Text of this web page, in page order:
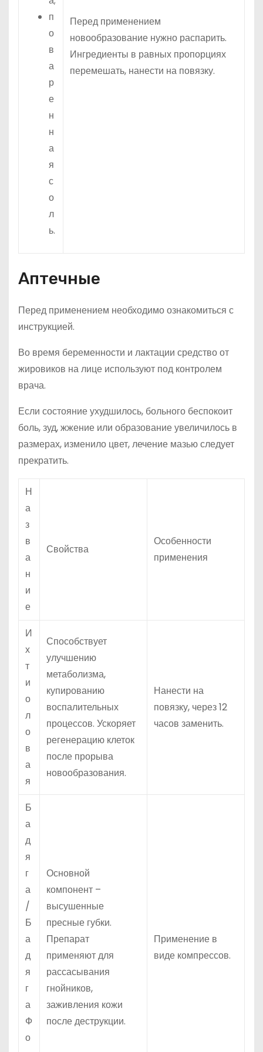
п
о
в
а
р
е
н
н
а
я
с
о
л
ь.
Перед применением
новообразование нужно распарить.
Ингредиенты в равных пропорциях
перемешать, нанести на повязку.
Аптечные
Перед применением необходимо ознакомиться с
инструкцией.
Во время беременности и лактации средство от
жировиков на лице используют под контролем
врача.
Если состояние ухудшилось, больного беспокоит
боль, зуд, жжение или образование увеличилось в
размерах, изменило цвет, лечение мазью следует
прекратить.
Н
а
з
в
а
н
и
е
Свойства
Особенности
применения
И
х
т
и
о
л
о
в
а
я
Способствует
улучшению
метаболизма,
купированию
воспалительных
процессов. Ускоряет
регенерацию клеток
после прорыва
новообразования.
Нанести на
повязку, через 12
часов заменить.
Б
а
д
я
г
а
/
Б
а
д
я
г
а
Ф
о
Основной
компонент –
высушенные
пресные губки.
Препарат
применяют для
рассасывания
гнойников,
заживления кожи
после деструкции.
Применение в
виде компрессов.